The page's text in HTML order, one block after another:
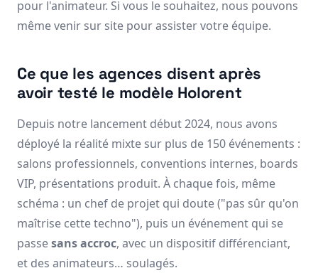
pour l'animateur. Si vous le souhaitez, nous pouvons
même venir sur site pour assister votre équipe.
Ce que les agences disent après
avoir testé le modèle Holorent
Depuis notre lancement début 2024, nous avons
déployé la réalité mixte sur plus de 150 événements :
salons professionnels, conventions internes, boards
VIP, présentations produit. À chaque fois, même
schéma : un chef de projet qui doute ("pas sûr qu'on
maîtrise cette techno"), puis un événement qui se
passesans accroc, avec un dispositif différenciant,
et des animateurs… soulagés.